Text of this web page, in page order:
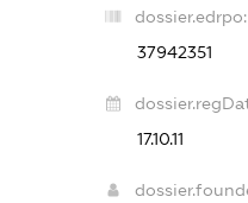
dossier.edrpo:
37942351
17.10.11